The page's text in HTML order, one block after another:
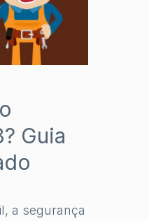
Guia
a segurança